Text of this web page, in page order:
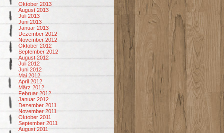
Oktober 2013
August 2013
Juli 2013
Juni 2013
Januar 2013
Dezember 2012
November 2012
Oktober 2012
September 2012
August 2012
Juli 2012
Juni 2012
Mai 2012
April 2012
März 2012
Februar 2012
Januar 2012
Dezember 2011
November 2011
Oktober 2011
September 2011
August 2011